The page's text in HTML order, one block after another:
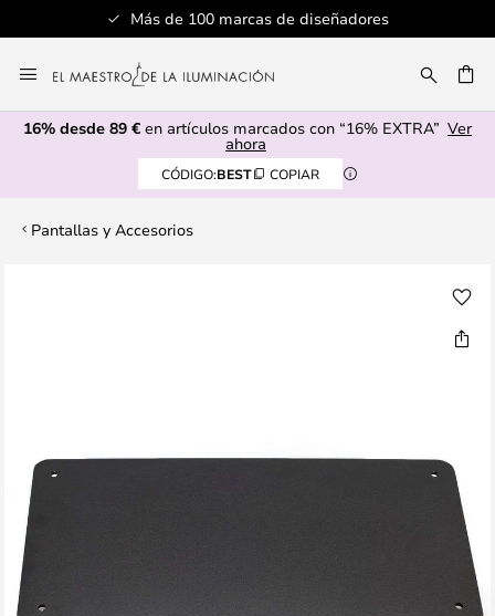
Más de 100 marcas de diseñadores
al
contenido
16% desde 89 € en artículos marcados con “16% EXTRA” Ver
ahora
CÓDIGO:BEST COPIAR
Pantallas y Accesorios
imágenes